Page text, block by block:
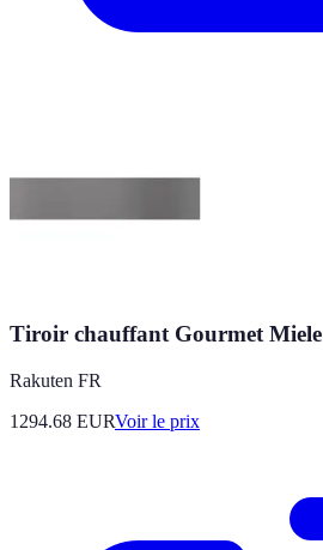
Tiroir chauffant Gourmet
Rakuten FR
1294.68 EURVoir le prix